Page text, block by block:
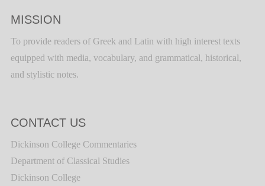
MISSION
To provide readers of Greek and Latin with high interest texts
equipped with media, vocabulary, and grammatical, historical,
and stylistic notes.
CONTACT US
Dickinson College Commentaries
Department of Classical Studies
Dickinson College